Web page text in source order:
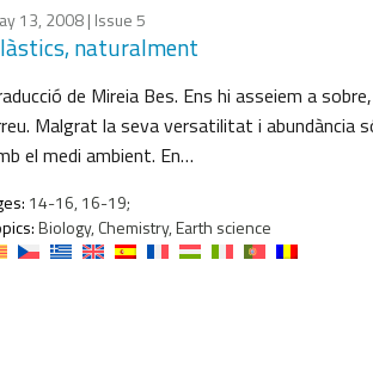
13, 2008| Issue 5
naturalment
de Mireia Bes. Ens hi asseiem a
Malgrat la seva versatilitat i abundància
el medi ambient. En…
14-16, 16-19;
Biology, Chemistry, Earth science